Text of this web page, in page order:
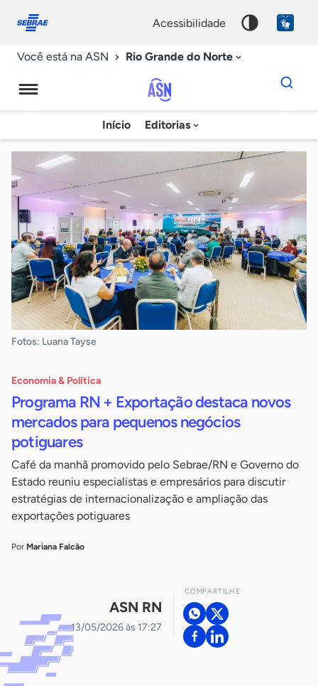
conosco
acessibilidade
Você está na ASN Rio Grande do Norte
Agência
Sebrae
de
Notícias
Início Editorias
Dados
para
chave
Fotos: Luana Tayse
Economia & Política
Programa RN + Exportação destaca novos
mercados para pequenos negócios
potiguares
Café da manhã promovido pelo Sebrae/RN e Governo do
Estado reuniu especialistas e empresários para discutir
estratégias de internacionalização e ampliação das
exportações potiguares
Por Mariana Falcão
ASN RN
13/05/2026 às 17:27
COMPARTILHE